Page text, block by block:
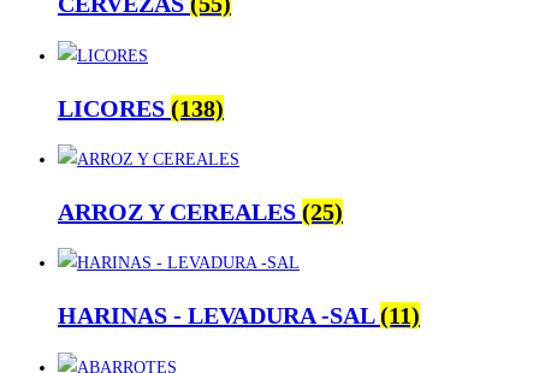
LICORES (138)
ARROZ Y CEREALES (25)
HARINAS - LEVADURA -SAL(11)